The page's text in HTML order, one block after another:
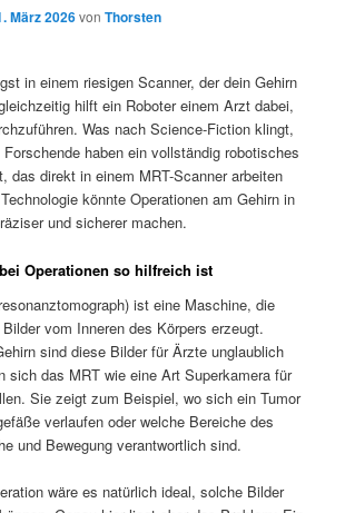
März 2026vonThorsten
in einem riesigen Scanner, der dein Gehirn
hilft ein Roboter einem Arzt dabei,
Was nach Science-Fiction klingt,
haben ein vollständig robotisches
das direkt in einem MRT-Scanner arbeiten
könnte Operationen am Gehirn in
und sicherer machen.
Operationen so hilfreich ist
ist eine Maschine, die
vom Inneren des Körpers erzeugt.
sind diese Bilder für Ärzte unglaublich
sich das MRT wie eine Art Superkamera für
Sie zeigt zum Beispiel, wo sich ein Tumor
verlaufen oder welche Bereiche des
und Bewegung verantwortlich sind.
wäre es natürlich ideal, solche Bilder